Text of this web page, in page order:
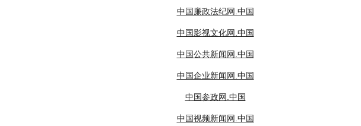
中国廉政法纪网.中国
中国影视文化网.中国
中国公共新闻网.中国
中国企业新闻网.中国
中国参政网.中国
中国视频新闻网.中国